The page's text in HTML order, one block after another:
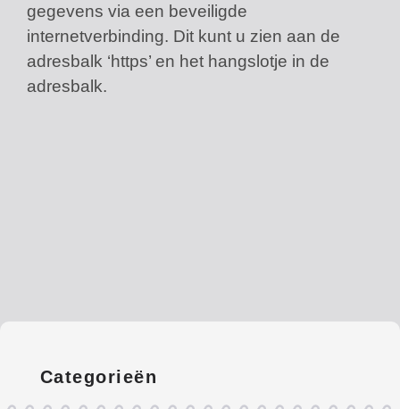
gegevens via een beveiligde
internetverbinding. Dit kunt u zien aan de
adresbalk ‘https’ en het hangslotje in de
adresbalk.
Categorieën